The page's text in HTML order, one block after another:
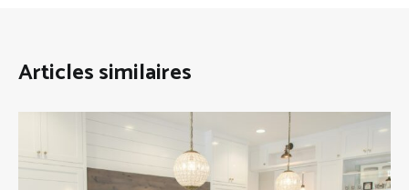
Articles similaires